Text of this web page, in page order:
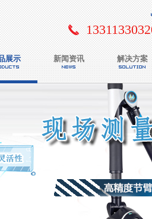
展示 新闻资讯 解决方案